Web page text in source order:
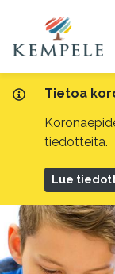
Tietoa
tiedotteita.
Lue